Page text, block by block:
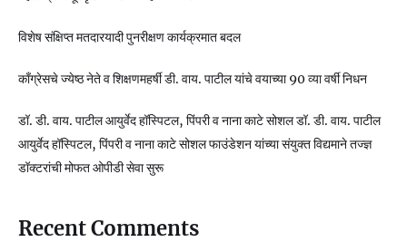
विशेष संक्षिप्त मतदारयादी पुनरीक्षण कार्यक्रमात बदल
काँग्रेसचे ज्येष्ठ नेते व शिक्षणमहर्षी डी. वाय. पाटील यांचे वयाच्या 90 व्या वर्षी निधन
डॉ. डी. वाय. पाटील आयुर्वेद हॉस्पिटल, पिंपरी व नाना काटे सोशल डॉ. डी. वाय. पाटील
आयुर्वेद हॉस्पिटल, पिंपरी व नाना काटे सोशल फाउंडेशन यांच्या संयुक्त विद्यमाने तज्ज्ञ
डॉक्टरांची मोफत ओपीडी सेवा सुरू
Recent Comments